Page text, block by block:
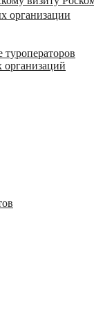
организации
туроператоров